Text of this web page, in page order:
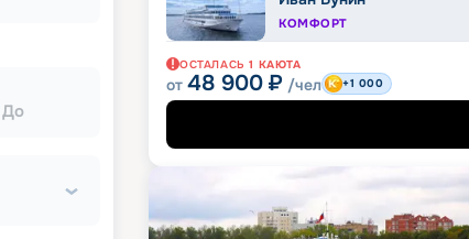
До
КОМФОРТ
ОСТАЛАСЬ 1 КАЮТА
от 48 900 ₽ /чел +1 000